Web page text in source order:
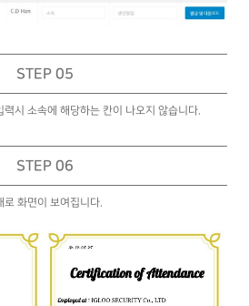
STEP 05
시 소속에 해당하는 칸이 나오지 않습니다.
STEP 06
로 화면이 보여집니다.